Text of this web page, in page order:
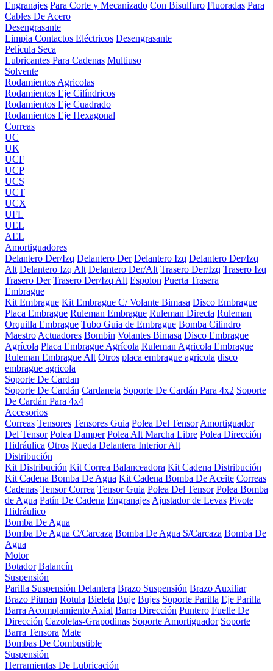
Engranajes Para Corte y Mecanizado Con Bisulfuro Fluoradas Para
Cables De Acero
Desengrasante
Limpia Contactos Eléctricos Desengrasante
Película Seca
Lubricantes Para Cadenas Multiuso
Solvente
Rodamientos Agricolas
Rodamientos Eje Cilíndricos
Rodamientos Eje Cuadrado
Rodamientos Eje Hexagonal
Correas
UC
UK
UCF
UCP
UCS
UCT
UCX
UFL
UEL
AEL
Amortiguadores
Delantero Der/Izq Delantero Der Delantero Izq Delantero Der/Izq
Alt Delantero Izq Alt Delantero Der/Alt Trasero Der/Izq Trasero Izq
Trasero Der Trasero Der/Izq Alt Espolon Puerta Trasera
Embrague
Kit Embrague Kit Embrague C/ Volante Bimasa Disco Embrague
Placa Embrague Ruleman Embrague Ruleman Directa Ruleman
Orquilla Embrague Tubo Guia de Embrague Bomba Cilindro
Maestro Actuadores Bombin Volantes Bimasa Disco Embrague
Agrícola Placa Embrague Agrícola Ruleman Agricola Embrague
Ruleman Embrague Alt Otros placa embrague agricola disco
embrague agricola
Soporte De Cardan
Soporte De Cardán Cardaneta Soporte De Cardán Para 4x2 Soporte
De Cardán Para 4x4
Accesorios
Correas Tensores Tensores Guia Polea Del Tensor Amortiguador
Del Tensor Polea Damper Polea Alt Marcha Libre Polea Dirección
Hidráulica Otros Rueda Delantera Interior Alt
Distribución
Kit Distribución Kit Correa Balanceadora Kit Cadena Distribución
Kit Cadena Bomba De Agua Kit Cadena Bomba De Aceite Correas
Cadenas Tensor Correa Tensor Guia Polea Del Tensor Polea Bomba
de Agua Patín De Cadena Engranajes Ajustador de Levas Pivote
Hidráulico
Bomba De Agua
Bomba De Agua C/Carcaza Bomba De Agua S/Carcaza Bomba De
Agua
Motor
Botador Balancín
Suspensión
Parilla Suspensión Delantera Brazo Suspensión Brazo Auxiliar
Brazo Pitman Rotula Bieleta Buje Bujes Soporte Parilla Eje Parilla
Barra Acomplamiento Axial Barra Dirección Puntero Fuelle De
Dirección Cazoletas-Grapodinas Soporte Amortiguador Soporte
Barra Tensora Mate
Bombas De Combustible
Suspensión
Herramientas De Lubricación